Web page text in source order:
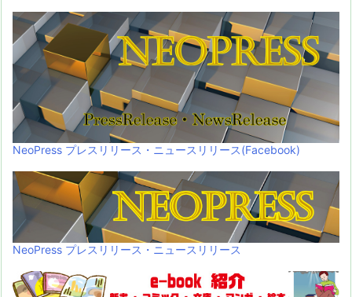
NeoPress プレスリリース・ニュースリリース(Facebook)
NeoPress プレスリリース・ニュースリリース